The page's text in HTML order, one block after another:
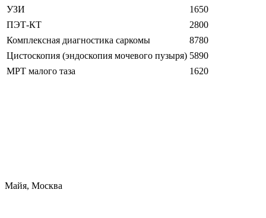
УЗИ
1650
ПЭТ-КТ
2800
Комплексная диагностика саркомы
8780
Цистоскопия (эндоскопия мочевого пузыря) 5890
МРТ малого таза
1620
Майя, Москва